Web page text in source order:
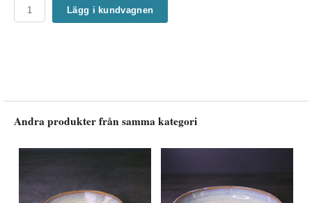
Lägg i kundvagnen
Andra produkter från samma kategori